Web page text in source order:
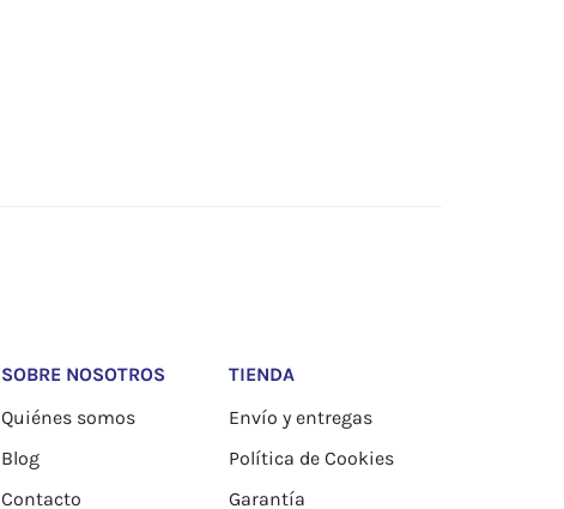
SOBRE NOSOTROS
Quiénes somos
Blog
Contacto
TIENDA
Envío y entregas
Política de Cookies
Garantía